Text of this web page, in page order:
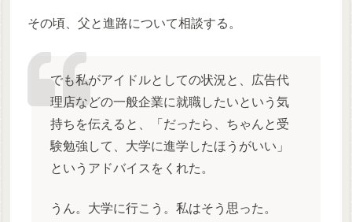
その頃、父と進路について相談する。
でも私がアイドルとしての状況と、広告代
理店などの一般企業に就職したいという気
持ちを伝えると、「だったら、ちゃんと受
験勉強して、大学に進学したほうがいい」
というアドバイスをくれた。
うん。大学に行こう。私はそう思った。